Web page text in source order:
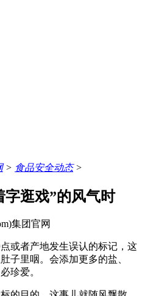
> 食品安全动态>
字逛戏”的风气时
集团官网
者产地发生误认的标记，这
子里咽。会添加更多的盐、
珍爱。